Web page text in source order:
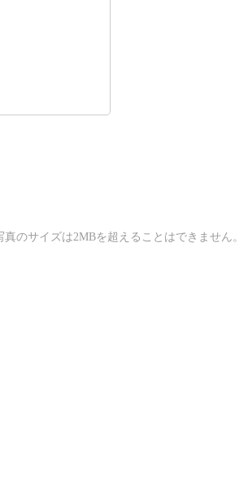
のサイズは2MBを超えることはできません。